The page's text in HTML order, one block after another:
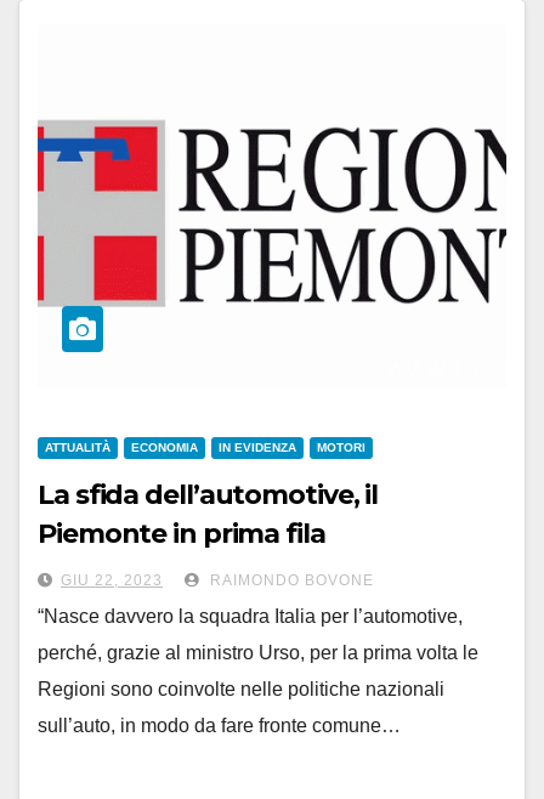
ATTUALITÀ ECONOMIA IN EVIDENZA MOTORI
La sfida dell’automotive, il
Piemonte in prima fila
GIU 22, 2023 RAIMONDO BOVONE
“Nasce davvero la squadra Italia per l’automotive,
perché, grazie al ministro Urso, per la prima volta le
Regioni sono coinvolte nelle politiche nazionali
sull’auto, in modo da fare fronte comune…